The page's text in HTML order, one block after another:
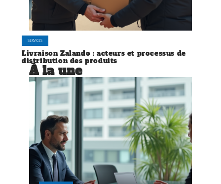
SERVICES
Livraison Zalando : acteurs et processus de
distribution des produits
À la une